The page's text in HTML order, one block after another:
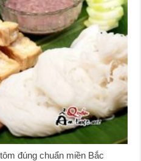
đúng chuẩn miền Bắc